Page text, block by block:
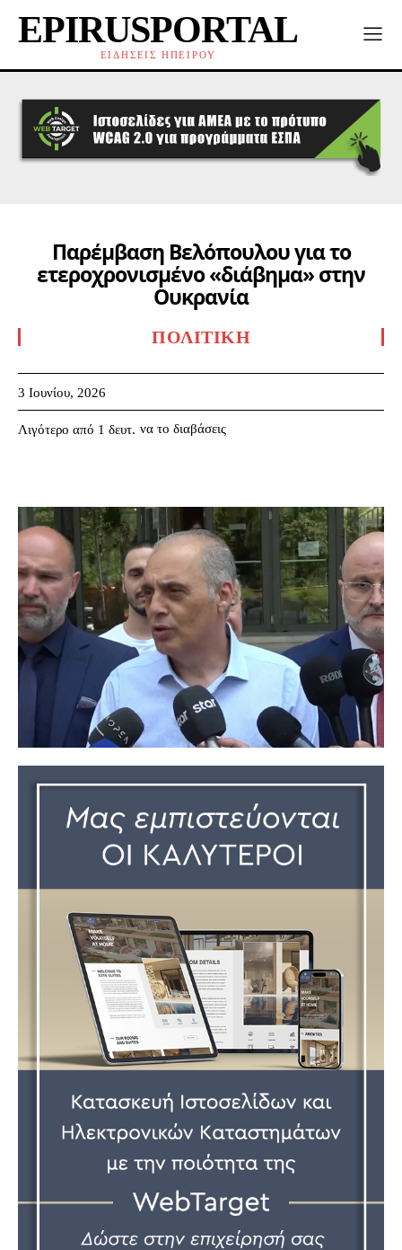
EPIRUSPORTAL
ΕΙΔΗΣΕΙΣ ΗΠΕΙΡΟΥ
Παρέμβαση Βελόπουλου για το
ετεροχρονισμένο «διάβημα» στην
Ουκρανία
ΠΟΛΙΤΙΚΉ
3 Ιουνίου, 2026
Λιγότερο από 1 δευτ. να το διαβάσεις